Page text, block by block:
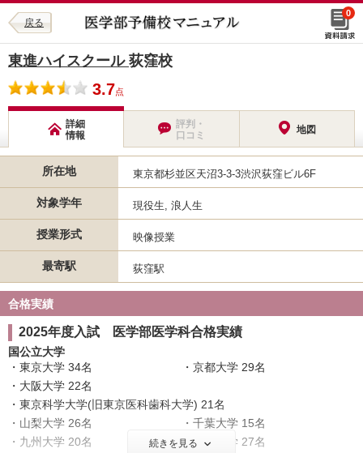
戻る
0
東進ハイスクール 荻窪校
3.7点
詳細
情報
評判・
口コミ
地図
所在地 東京都杉並区天沼3-3-3渋沢荻窪ビル6F
対象学年 現役生, 浪人生
授業形式 映像授業
最寄駅 荻窪駅
合格実績
2025年度入試 医学部医学科合格実績
国公立大学
東京大学 34名
京都大学 29名
大阪大学 22名
東京科学大学(旧東京医科歯科大学) 21名
山梨大学 26名
千葉大学 15名
九州大学 20名
東北大学 27名
続きを見る